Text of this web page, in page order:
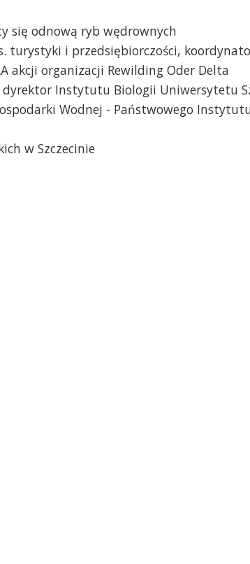
się odnową ryb wędrownych
turystyki i przedsiębiorczości,
akcji organizacji Rewilding Oder Delta
Instytutu Biologii Uniwersytetu
Wodnej - Państwowego
w Szczecinie